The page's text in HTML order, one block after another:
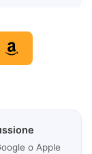
o Apple